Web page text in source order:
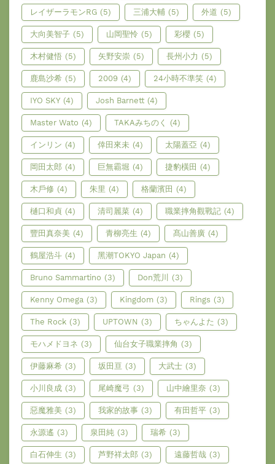
レイザーラモンRG (5) 三浦大輔 (5) 外道 (5)
大向美智子 (5) 山岡聖怜 (5) 彩櫻 (5)
木村健悟 (5) 矢野安崇 (5) 長州小力 (5)
鹿島沙希 (5) 2009 (4) 24小時不準笑 (4)
IYO SKY (4) Josh Barnett (4)
Master Wato (4) TAKAみちのく (4)
インリン (4) 倖田來未 (4) 太陽蓋亞 (4)
岡田太郎 (4) 巨無霸堀 (4) 捷豹橫田 (4)
木戶修 (4) 朱里 (4) 格蘭濱田 (4)
樋口和貞 (4) 清司麗菜 (4) 職業摔角觀戰記 (4)
豐田真奈美 (4) 青柳亮生 (4) 髙山善廣 (4)
鶴屋浩斗 (4) 黑潮TOKYO Japan (4)
Bruno Sammartino (3) Don荒川 (3)
Kenny Omega (3) Kingdom (3) Rings (3)
The Rock (3) UPTOWN (3) ちゃんよた (3)
モハメドヨネ (3) 仙台女子職業摔角 (3)
伊藤麻希 (3) 坂田亘 (3) 大武士 (3)
小川良成 (3) 尾崎魔弓 (3) 山中繪里奈 (3)
惡魔雅美 (3) 我家的故事 (3) 有田哲平 (3)
永源遙 (3) 泉田純 (3) 瑞希 (3)
白石伸生 (3) 芦野祥太郎 (3) 遠藤哲哉 (3)